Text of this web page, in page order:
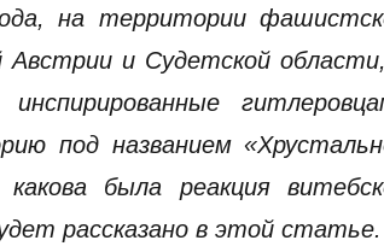
на территории
Австрии и Судетской
под названием
была реакция
рассказано в этой статье.